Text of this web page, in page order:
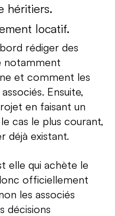
héritiers.
locatif.
rédiger des
notamment
et comment les
Ensuite,
en faisant un
cas le plus courant,
déjà existant.
elle qui achète le
officiellement
les associés
décisions